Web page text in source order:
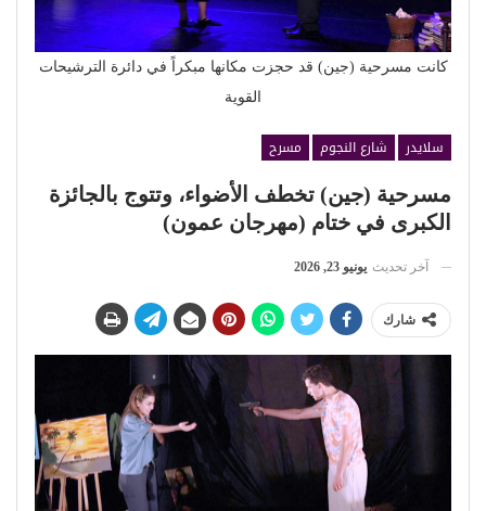
كانت مسرحية (جين) قد حجزت مكانها مبكراً في دائرة الترشيحات
القوية
سلايدر شارع النجوم
مسرح
مسرحية (جين) تخطف الأضواء، وتتوج بالجائزة
الكبرى في ختام (مهرجان عمون)
آخر تحديث يونيو 23, 2026
شارك